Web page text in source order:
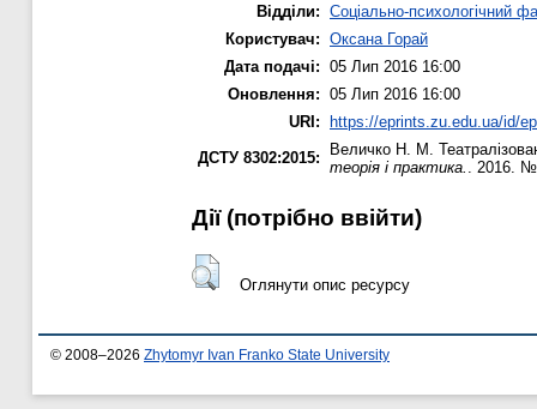
Відділи: Соціально-психологічний
Користувач: Оксана Горай
Дата подачі: 05 Лип 2016 16:00
Оновлення: 05 Лип 2016 16:00
URI: https://eprints.zu.edu.ua/id/
ДСТУ 8302:2015:
Величко Н. М.
теорія і практика.
. 2016.
Дії ​​(потрібно ввійти)
Оглянути опис ресурсу
© 2008–2026 Zhytomyr Ivan Franko State University